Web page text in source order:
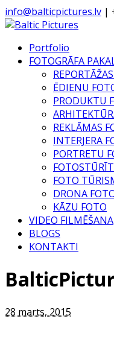
info@balticpictures.lv |
Portfolio
FOTOGRĀFA
ĒDIENU
PRODUKTU
REKLĀMAS
INTERJERA
PORTRETU
FOTO
DRONA
KĀZU FOTO
VIDEO FILMĒŠANA
BLOGS
KONTAKTI
28 marts, 2015